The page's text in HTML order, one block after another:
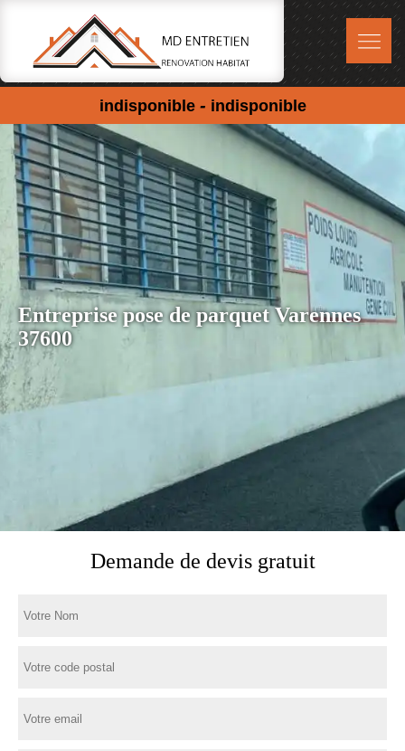
indisponible - indisponible
Entreprise pose de parquet Varennes
37600
Demande de devis gratuit